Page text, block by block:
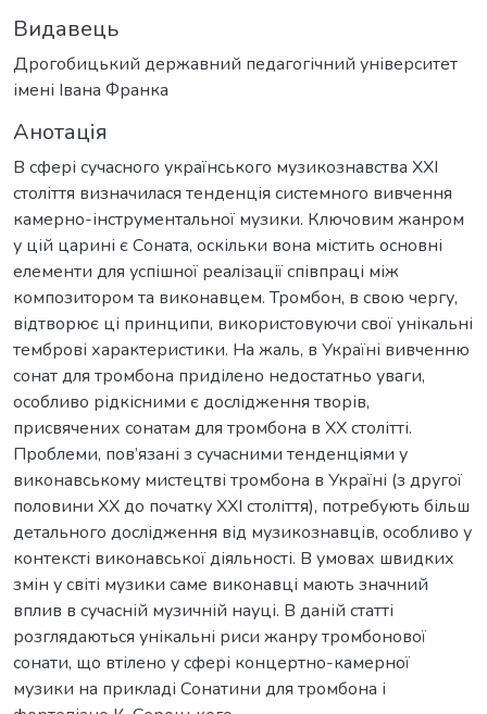
Видавець
Дрогобицький державний педагогічний університет
імені Івана Франка
Анотація
В сфері сучасного українського музикознавства ХХІ
століття визначилася тенденція системного вивчення
камерно-інструментальної музики. Ключовим жанром
у цій царині є Соната, оскільки вона містить основні
елементи для успішної реалізації співпраці між
композитором та виконавцем. Тромбон, в свою чергу,
відтворює ці принципи, використовуючи свої унікальні
темброві характеристики. На жаль, в Україні вивченню
сонат для тромбона приділено недостатньо уваги,
особливо рідкісними є дослідження творів,
присвячених сонатам для тромбона в ХХ столітті.
Проблеми, пов’язані з сучасними тенденціями у
виконавському мистецтві тромбона в Україні (з другої
половини ХХ до початку ХХІ століття), потребують більш
детального дослідження від музикознавців, особливо у
контексті виконавської діяльності. В умовах швидких
змін у світі музики саме виконавці мають значний
вплив в сучасній музичній науці. В даній статті
розглядаються унікальні риси жанру тромбонової
сонати, що втілено у сфері концертно-камерної
музики на прикладі Сонатини для тромбона і